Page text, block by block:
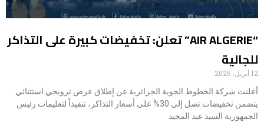
“AIR ALGERIE” تعلن: تخفيضات كبيرة على التذاكر
للجالية
12 أبريل، 2026
أعلنت شركة الخطوط الجوية الجزائرية عن إطلاق عرض ترويجي استثنائي
يتضمن تخفيضات تصل إلى 30% على أسعار التذاكر، تنفيذاً لتعليمات رئيس
الجمهورية السيد عبد المجيد